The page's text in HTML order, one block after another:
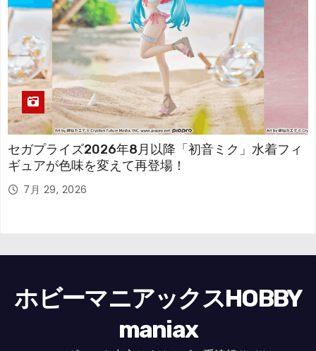
セガプライズ2026年8月以降「初音ミク」水着フィ
ギュアが色味を変えて再登場！
7月 29, 2026
ホビーマニアックスHOBBY
maniax